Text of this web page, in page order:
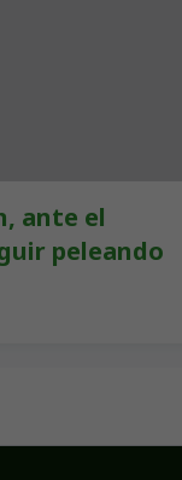
ante el
peleando